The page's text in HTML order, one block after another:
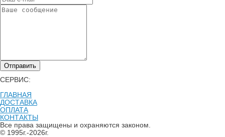
Отправить
СЕРВИС:
ГЛАВНАЯ
ДОСТАВКА
ОПЛАТА
КОНТАКТЫ
Все права защищены и охраняются законом.
© 1995г.-2026г.